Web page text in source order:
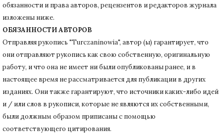
обязанности и права авторов, рецензентов и редакторов журнала
изложены ниже.
ОБЯЗАННОСТИ АВТОРОВ
Отправляя рукопись "Turczaninowia", автор (ы) гарантирует, что
они отправляют рукопись как свою собственную, оригинальную
работу, и что она не имеет ни были опубликованы ранее, и в
настоящее время не рассматривается для публикации в других
изданиях. Они также гарантируют, что источники каких-либо идей
и / или слов в рукописи, которые не являются их собственными,
были должным образом приписаны с помощью
соответствующего цитирования.